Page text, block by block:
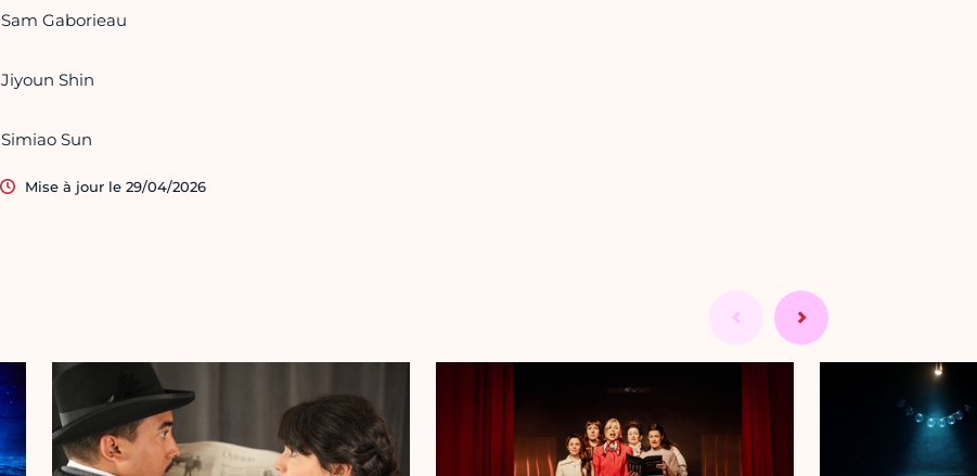
Sam Gaborieau
Jiyoun Shin
Simiao Sun
Mise à jour le 29/04/2026